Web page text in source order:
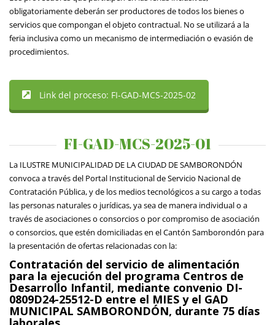
obligatoriamente deberán ser productores de todos los bienes o
servicios que compongan el objeto contractual. No se utilizará a la
feria inclusiva como un mecanismo de intermediación o evasión de
procedimientos.
Link del proceso: FI-GAD-MCS-2025-02
FI-GAD-MCS-2025-01
La ILUSTRE MUNICIPALIDAD DE LA CIUDAD DE SAMBORONDÓN
convoca a través del Portal Institucional de Servicio Nacional de
Contratación Pública, y de los medios tecnológicos a su cargo a todas
las personas naturales o jurídicas, ya sea de manera individual o a
través de asociaciones o consorcios o por compromiso de asociación
o consorcios, que estén domiciliadas en el Cantón Samborondón para
la presentación de ofertas relacionadas con la:
Contratación del servicio de alimentación
para la ejecución del programa Centros de
Desarrollo Infantil, mediante convenio DI-
0809D24-25512-D entre el MIES y el GAD
MUNICIPAL SAMBORONDÓN, durante 75 días